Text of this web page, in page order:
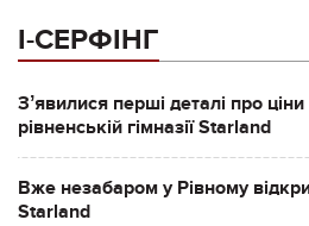
І-СЕРФІНГ
Зʼявилися перші деталі про
рівненській гімназії Starland
Вже незабаром у Рівному
Starland